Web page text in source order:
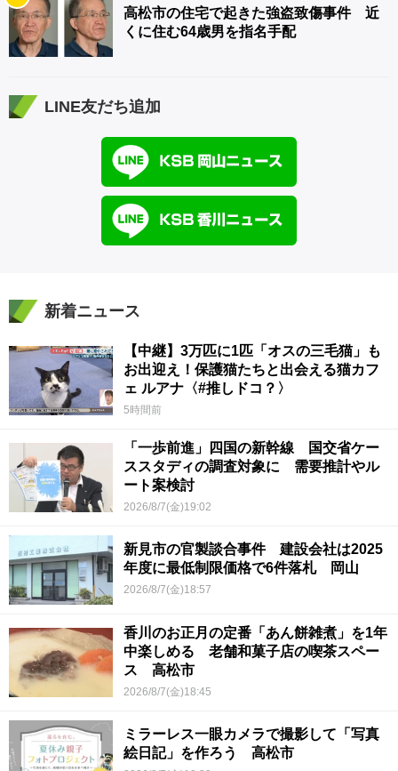
高松市の住宅で起きた強盗致傷事件 近
くに住む64歳男を指名手配
LINE友だち追加
新着ニュース
【中継】3万匹に1匹「オスの三毛猫」も
お出迎え！保護猫たちと出会える猫カフ
ェ ルアナ〈#推しドコ？〉
5時間前
「一歩前進」四国の新幹線 国交省ケー
ススタディの調査対象に 需要推計やル
ート案検討
2026/8/7(金)19:02
新見市の官製談合事件 建設会社は2025
年度に最低制限価格で6件落札 岡山
2026/8/7(金)18:57
香川のお正月の定番「あん餅雑煮」を1年
中楽しめる 老舗和菓子店の喫茶スペー
ス 高松市
2026/8/7(金)18:45
ミラーレス一眼カメラで撮影して「写真
絵日記」を作ろう 高松市